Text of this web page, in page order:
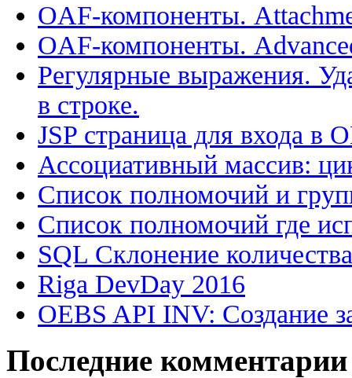
OAF-компоненты.
OAF-компоненты.
Регулярные выражения.
в строке.
JSP страница для входа в
Ассоциативный массив:
Список полномочий и
Список полномочий где
SQL Склонение
Riga DevDay 2016
OEBS API INV: Создание
Последние комментарии